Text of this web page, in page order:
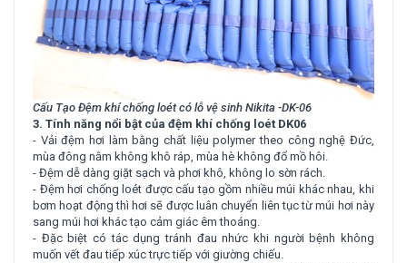
Cấu Tạo Đệm khí chống loét có lỗ vệ sinh Nikita -DK-06
3. Tính năng nổi bật của đệm khí chống loét DK06
- Vải đệm hơi làm bằng chất liệu polymer theo công nghệ Đức,
mùa đông nằm không khô ráp, mùa hè không đổ mồ hôi.
- Đệm dễ dàng giặt sạch và phơi khô, không lo sờn rách.
- Đệm hơi chống loét được cấu tạo gồm nhiều múi khác nhau, khi
bơm hoạt động thì hơi sẽ được luân chuyển liên tục từ múi hơi này
sang múi hơi khác tạo cảm giác êm thoáng.
- Đặc biệt có tác dụng tránh đau nhức khi người bệnh không
muốn vết đau tiếp xúc trực tiếp với giường chiếu.